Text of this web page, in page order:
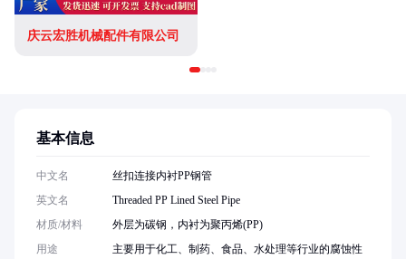
庆云宏胜机械配件有限公司
基本信息
中文名
丝扣连接内衬PP钢管
英文名
Threaded PP Lined Steel Pipe
材质/材料
外层为碳钢，内衬为聚丙烯(PP)
用途
主要用于化工、制药、食品、水处理等行业的腐蚀性